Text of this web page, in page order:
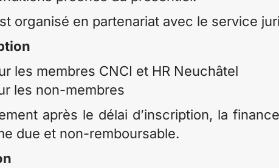
organisé en partenariat avec le service
les membres CNCI et HR Neuchâtel
les non-membres
après le délai d’inscription, la
due et non-remboursable.